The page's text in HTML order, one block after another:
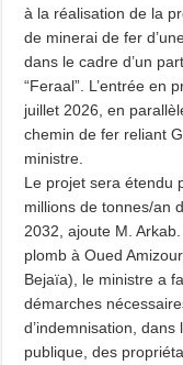
à la réalisation de la
de minerai de fer
dans le cadre d’un
“Feraal”. L’entrée en
juillet 2026, en
chemin de fer reliant
ministre.
Le projet sera étendu
millions de tonnes/an
2032, ajoute M.
plomb à Oued
Bejaïa), le ministre a
démarches
d’indemnisation,
publique, des